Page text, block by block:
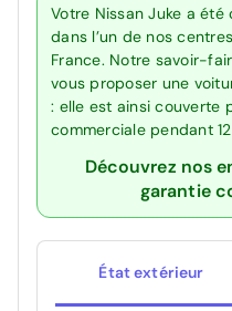
Votre Nissan Juke a
dans l’un de nos
France. Notre savoir-
vous proposer une
: elle est ainsi couverte
commerciale pendant
Découvrez nos
garantie
État extérieur